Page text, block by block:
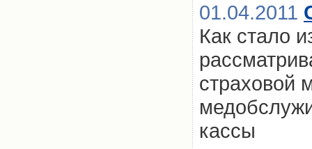
01.04.2011
Как стало
страховой
кассы